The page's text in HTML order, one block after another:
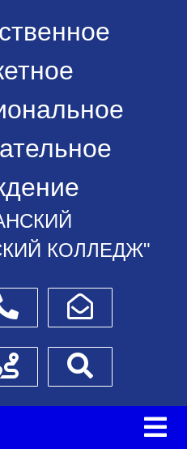
КОЛЛЕДЖ"
ТелефоныНаписать обращение
Схема проезда